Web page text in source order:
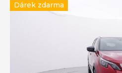
Dárek zdarma